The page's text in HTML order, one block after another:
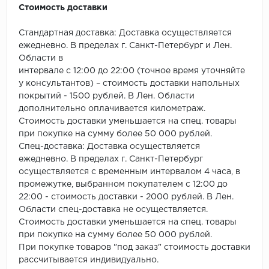
Стоимость доставки
Стандартная доставка: Доставка осуществляется
ежедневно. В пределах г. Санкт-Петербург и Лен.
Области в
интервале с 12:00 до 22:00 (точное время уточняйте
у консультантов) – стоимость доставки напольных
покрытий - 1500 рублей. В Лен. Области
дополнительно оплачивается километраж.
Стоимость доставки уменьшается на спец. товары
при покупке на сумму более 50 000 рублей.
Спец-доставка: Доставка осуществляется
ежедневно. В пределах г. Санкт-Петербург
осуществляется с временным интервалом 4 часа, в
промежутке, выбранном покупателем с 12:00 до
22:00 - стоимость доставки - 2000 рублей. В Лен.
Области спец-доставка не осуществляется.
Стоимость доставки уменьшается на спец. товары
при покупке на сумму более 50 000 рублей.
При покупке товаров "под заказ" стоимость доставки
рассчитывается индивидуально.